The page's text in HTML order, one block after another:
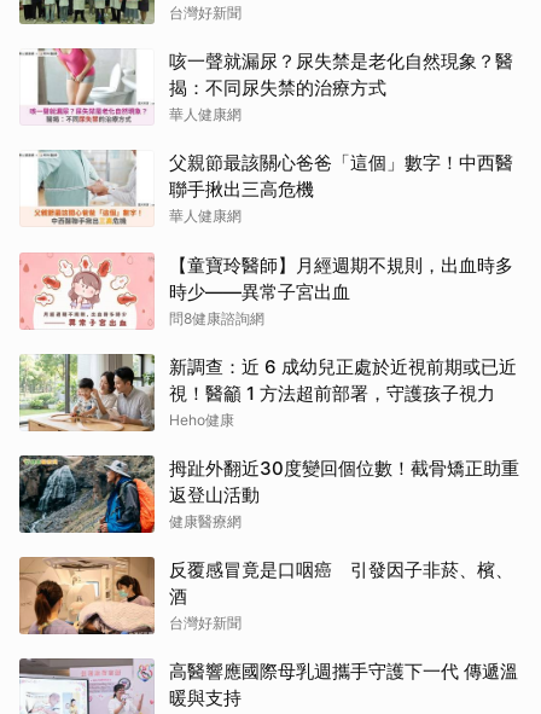
台灣好新聞
咳一聲就漏尿？尿失禁是老化自然現象？醫
揭：不同尿失禁的治療方式
華人健康網
父親節最該關心爸爸「這個」數字！中西醫
聯手揪出三高危機
華人健康網
【童寶玲醫師】月經週期不規則，出血時多
時少——異常子宮出血
問8健康諮詢網
新調查：近 6 成幼兒正處於近視前期或已近
視！醫籲 1 方法超前部署，守護孩子視力
Heho健康
拇趾外翻近30度變回個位數！截骨矯正助重
返登山活動
健康醫療網
反覆感冒竟是口咽癌 引發因子非菸、檳、
酒
台灣好新聞
高醫響應國際母乳週攜手守護下一代 傳遞溫
暖與支持